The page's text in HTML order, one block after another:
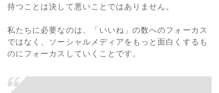
持つことは決して悪いことではありません。
私たちに必要なのは、「いいね」の数へのフォーカス
ではなく、ソーシャルメディアをもっと面白くするも
のにフォーカスしていくことです。